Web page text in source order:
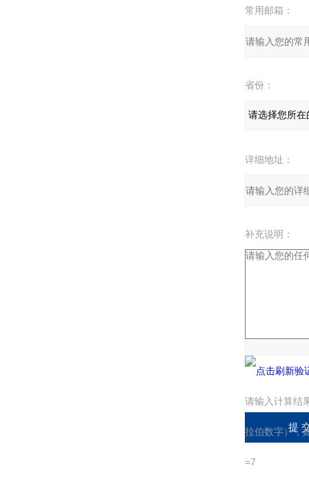
常用邮箱：
省份：
详细地址：
补充说明：
请输入计算结
拉伯数字），
=7